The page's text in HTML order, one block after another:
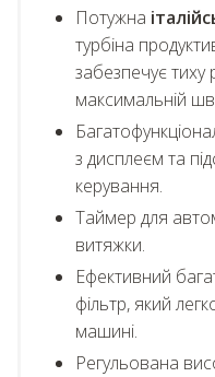
Потужна
турбіна
забезпечує
максимальній
з дисплеєм та
керування.
Таймер для
витяжки.
Ефективний
фільтр, який
машині.
Регульована